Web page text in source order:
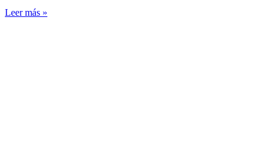
Leer más »